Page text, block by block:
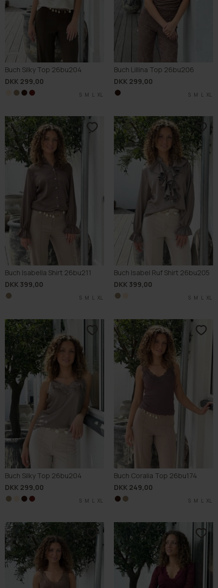
Buch Silky Top 26bu204
DKK 299,00
S M L XL
S M L XL
S M L XL
S M L XL
Buch Lillina Top 26bu206
DKK 299,00
S M L XL
Buch Isabella Shirt 26bu211
DKK 399,00
S M L XL
Buch Isabel Ruf Shirt 26bu205
DKK 399,00
S M L XL
S M L XL
Buch Silky Top 26bu204
DKK 299,00
S M L XL
S M L XL
S M L XL
S M L XL
Buch Coralia Top 26bu174
DKK 249,00
S M L XL
S M L XL